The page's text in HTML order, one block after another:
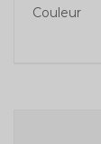
Couleur